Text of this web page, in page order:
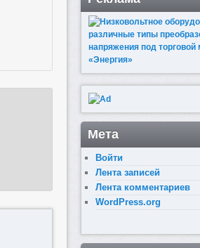
Мета
Войти
Лента записей
Лента комментариев
WordPress.org